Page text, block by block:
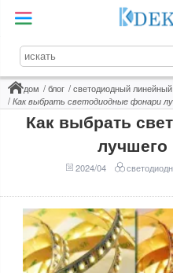
дом блог
светодиодный
Как выбрать светодиодные фонари
Как выбрать
лучшего
2024/04